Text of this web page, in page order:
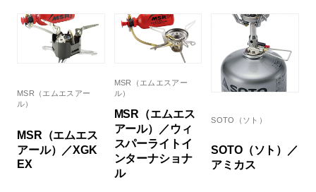
MSR（エムエスアー
ル）
MSR（エムエス
アール）／XGK
EX
MSR（エムエスアー
ル）
MSR（エムエス
アール）／ウィ
スパーライトイ
ンターナショナ
ル
SOTO（ソト）
SOTO（ソト）／
アミカス